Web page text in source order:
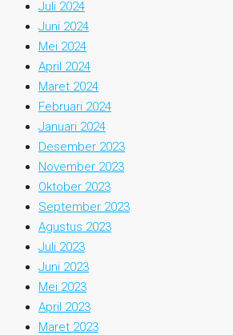
Juli 2024
Juni 2024
Mei 2024
April 2024
Maret 2024
Februari 2024
Januari 2024
Desember 2023
November 2023
Oktober 2023
September 2023
Agustus 2023
Juli 2023
Juni 2023
Mei 2023
April 2023
Maret 2023